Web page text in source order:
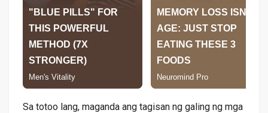
Sa totoo lang, maganda ang tagisan ng galing ng mga